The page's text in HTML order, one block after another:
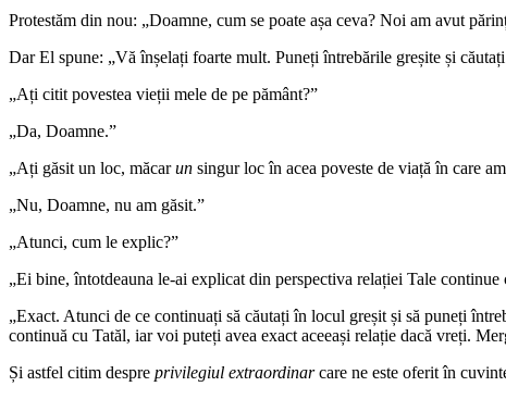
Protestăm din nou: „Doamne, cum se poate așa ceva? Noi am avut
Dar El spune: „Vă înșelați foarte mult. Puneți întrebările greșite și
„Ați citit povestea vieții mele de pe pământ?”
„Da, Doamne.”
„Ați găsit un loc, măcarun singur loc în acea poveste de viață în care
„Nu, Doamne, nu am găsit.”
„Atunci, cum le explic?”
„Ei bine, întotdeauna le-ai explicat din perspectiva relației Tale continue
„Exact. Atunci de ce continuați să căutați în locul greșit și să puneți
continuă cu Tatăl, iar voi puteți avea exact aceeași relație dacă vreți.
Și astfel citim despre privilegiul extraordinarcare ne este oferit în